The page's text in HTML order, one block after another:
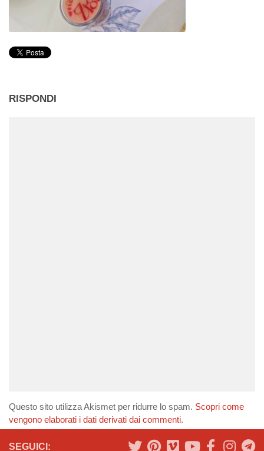
RISPONDI
Questo sito utilizza Akismet per ridurre lo spam. Scopri come
vengono elaborati i dati derivati dai commenti.
SEGUICI: